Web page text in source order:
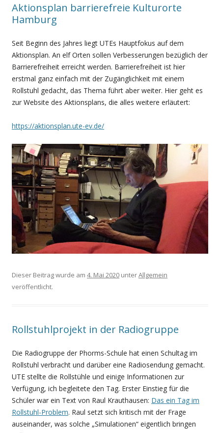
Aktionsplan barrierefreie Kulturorte
Hamburg
Seit Beginn des Jahres liegt UTEs Hauptfokus auf dem
Aktionsplan. An elf Orten sollen Verbesserungen bezüglich der
Barrierefreiheit erreicht werden. Barrierefreiheit ist hier
erstmal ganz einfach mit der Zugänglichkeit mit einem
Rollstuhl gedacht, das Thema führt aber weiter. Hier geht es
zur Website des Aktionsplans, die alles weitere erläutert:
https://aktionsplan.ute-ev.de/
Dieser Beitrag wurde am 4. Mai 2020 unterAllgemein
veröffentlicht.
Rollstuhlprojekt in der Radiogruppe
Die Radiogruppe der Phorms-Schule hat einen Schultag im
Rollstuhl verbracht und darüber eine Radiosendung gemacht.
UTE stellte die Rollstühle und einige Informationen zur
Verfügung, ich begleitete den Tag. Erster Einstieg für die
Schüler war ein Text von Raul Krauthausen: Das ein Tag im
Rollstuhl-Problem. Raul setzt sich kritisch mit der Frage
auseinander, was solche „Simulationen“ eigentlich bringen